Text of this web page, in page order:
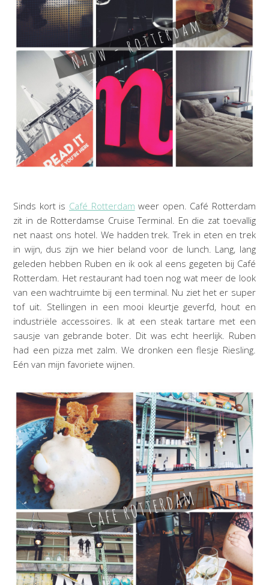
Sinds kort is Café Rotterdam weer open. Café Rotterdam
zit in de Rotterdamse Cruise Terminal. En die zat toevallig
net naast ons hotel. We hadden trek. Trek in eten en trek
in wijn, dus zijn we hier beland voor de lunch. Lang, lang
geleden hebben Ruben en ik ook al eens gegeten bij Café
Rotterdam. Het restaurant had toen nog wat meer de look
van een wachtruimte bij een terminal. Nu ziet het er super
tof uit. Stellingen in een mooi kleurtje geverfd, hout en
industriële accessoires. Ik at een steak tartare met een
sausje van gebrande boter. Dit was echt heerlijk. Ruben
had een pizza met zalm. We dronken een flesje Riesling.
Eén van mijn favoriete wijnen.